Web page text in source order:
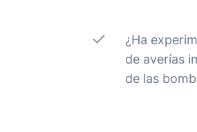
¿Ha
de averías
de las